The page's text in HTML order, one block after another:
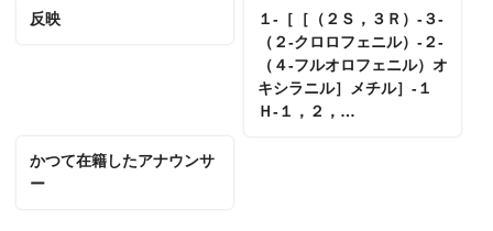
反映
１‐［［（２Ｓ，３Ｒ）‐３‐
（２‐クロロフェニル）‐２‐
（４‐フルオロフェニル）オ
キシラニル］メチル］‐１
Ｈ‐１，２，…
かつて在籍したアナウンサ
ー